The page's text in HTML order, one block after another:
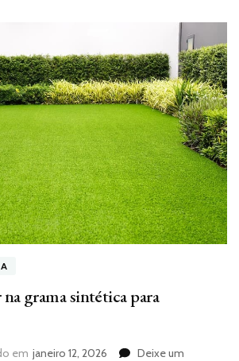
grama sintética para
em janeiro 12, 2026
Deixe um